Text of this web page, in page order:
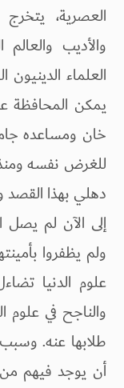
العصرية،
والأديب
العلماء
يمكن المحافظة
خان ومساعده
للغرض نفسه
دهلي بهذا
إلى الآن لم يصل
ولم يظفروا
علوم الدنيا
والناجح في علوم
طلابها عنه.
أن يوجد فيهم من